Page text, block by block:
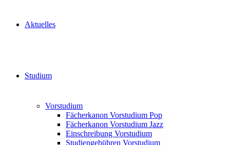
Aktuelles
Studium
Vorstudium
Fächerkanon Vorstudium Pop
Fächerkanon Vorstudium Jazz
Einschreibung Vorstudium
Studiengebühren Vorstudium